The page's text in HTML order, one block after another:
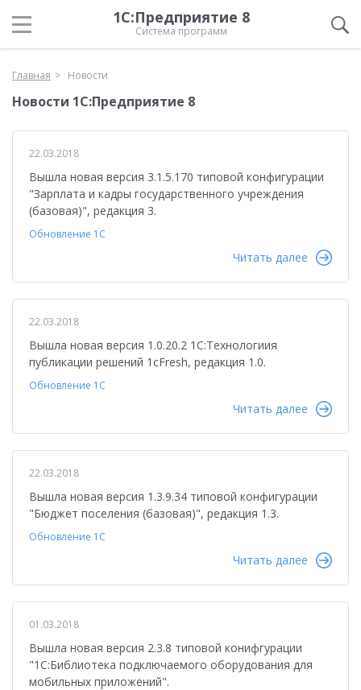
1С:Предприятие 8
Система программ
Главная Новости
Новости 1С:Предприятие 8
22.03.2018
Вышла новая версия 3.1.5.170 типовой конфигурации
"Зарплата и кадры государственного учреждения
(базовая)", редакция 3.
Обновление 1С
Читать далее
22.03.2018
Вышла новая версия 1.0.20.2 1С:Технологиия
публикации решений 1cFresh, редакция 1.0.
Обновление 1С
Читать далее
22.03.2018
Вышла новая версия 1.3.9.34 типовой конфигурации
"Бюджет поселения (базовая)", редакция 1.3.
Обновление 1С
Читать далее
01.03.2018
Вышла новая версия 2.3.8 типовой конифгурации
"1С:Библиотека подключаемого оборудования для
мобильных приложений".